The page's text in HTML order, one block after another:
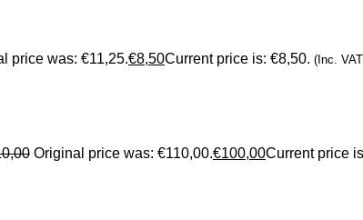
price was: €11,25.€8,50Current price is: €8,50. (Inc.
Original price was: €110,00.€100,00Current price